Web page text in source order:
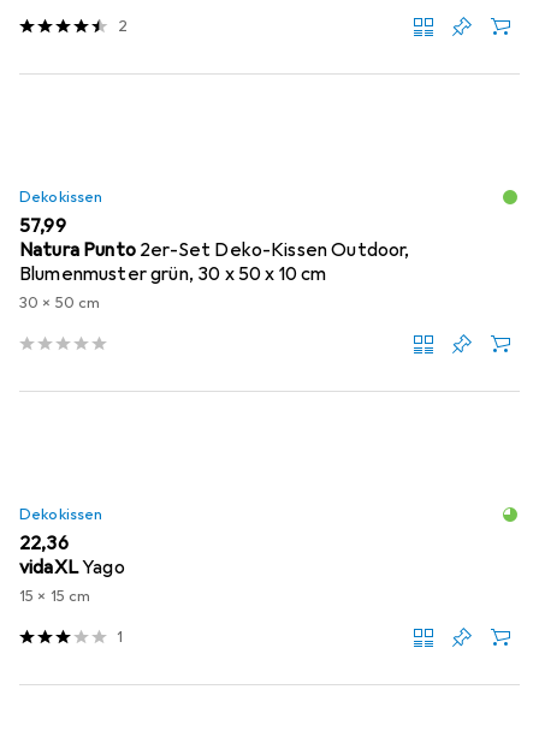
2
Dekokissen
EUR
57,99
Natura Punto 2er-Set Deko-Kissen Outdoor,
Blumenmuster grün, 30 x 50 x 10 cm
30 x 50 cm
Dekokissen
EUR
22,36
vidaXLYago
15 x 15 cm
1